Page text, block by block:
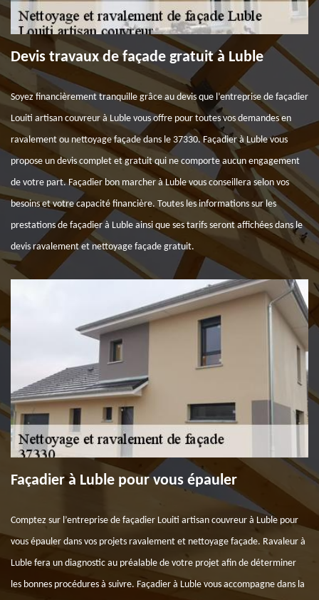
Devis travaux de façade gratuit à Luble
Soyez financièrement tranquille grâce au devis que l’entreprise de façadier
Louiti artisan couvreur à Luble vous offre pour toutes vos demandes en
ravalement ou nettoyage façade dans le 37330. Façadier à Luble vous
propose un devis complet et gratuit qui ne comporte aucun engagement
de votre part. Façadier bon marcher à Luble vous conseillera selon vos
besoins et votre capacité financière. Toutes les informations sur les
prestations de façadier à Luble ainsi que ses tarifs seront affichées dans le
devis ravalement et nettoyage façade gratuit.
Façadier à Luble pour vous épauler
Comptez sur l’entreprise de façadier Louiti artisan couvreur à Luble pour
vous épauler dans vos projets ravalement et nettoyage façade. Ravaleur à
Luble fera un diagnostic au préalable de votre projet afin de déterminer
les bonnes procédures à suivre. Façadier à Luble vous accompagne dans la